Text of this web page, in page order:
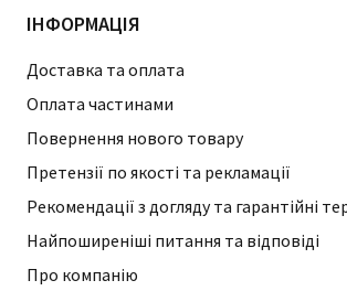
ІНФОРМАЦІЯ
Доставка та оплата
Оплата частинами
Повернення нового товару
Претензії по якості та рекламації
Рекомендації з догляду та гарантійні
Найпоширеніші питання та відповіді
Про компанію